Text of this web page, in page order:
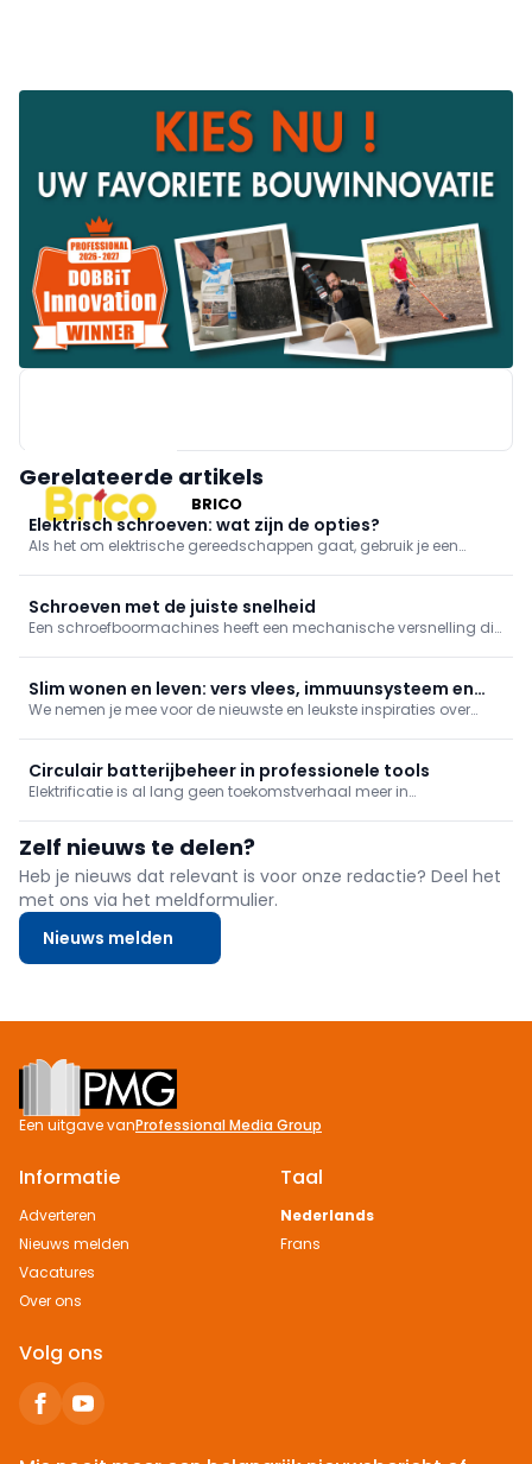
BRICO
Gerelateerde artikels
Elektrisch schroeven: wat zijn de opties?
Als het om elektrische gereedschappen gaat, gebruik je een
van pas komen.
Schroeven met de juiste snelheid
Een schroefboormachines heeft een mechanische versnelling die
Slim wonen en leven: vers vlees, immuunsysteem en
tiltips
We nemen je mee voor de nieuwste en leukste inspiraties over
Circulair batterijbeheer in professionele tools
Elektrificatie is al lang geen toekomstverhaal meer in
toestellen op batterijen.
Zelf nieuws te delen?
Heb je nieuws dat relevant is voor onze redactie? Deel het
met ons via het meldformulier.
Nieuws melden
Footer
Een uitgave vanProfessional Media Group
Informatie
Adverteren
Nieuws melden
Vacatures
Over ons
Taal
Nederlands
Frans
Volg ons